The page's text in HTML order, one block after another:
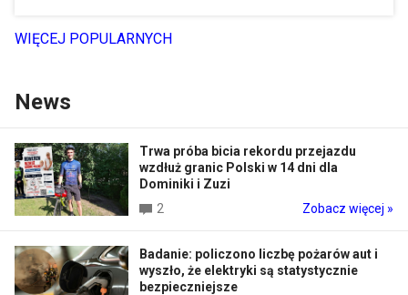
WIĘCEJ POPULARNYCH
News
Trwa próba bicia rekordu przejazdu
wzdłuż granic Polski w 14 dni dla
Dominiki i Zuzi
2
Zobacz więcej »
Badanie: policzono liczbę pożarów aut i
wyszło, że elektryki są statystycznie
bezpieczniejsze